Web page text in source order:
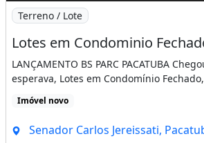
Imagem: Lotes em Condominio
Terreno / Lote
LANÇAMENTO BS PARC PACATUBA
esperava, Lotes em Condomínio
Imóvel novo
Senador Carlos Jereissati,